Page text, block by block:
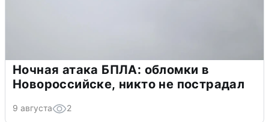
Ночная атака БПЛА: обломки в
Новороссийске, никто не пострадал
9 августа 2